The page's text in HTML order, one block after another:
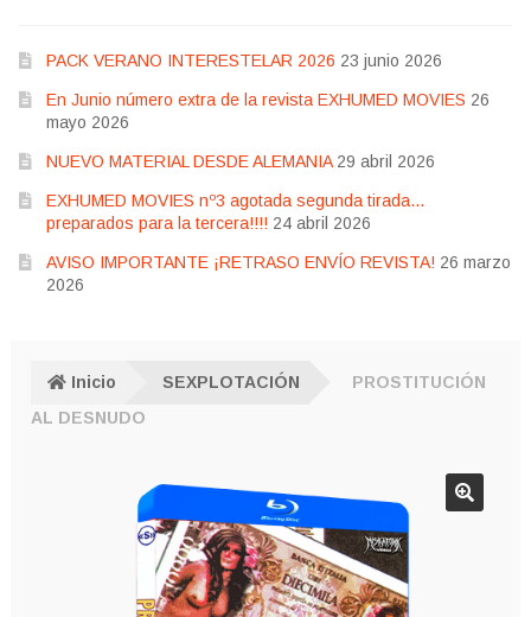
PACK VERANO INTERESTELAR 2026 23 junio 2026
En Junio número extra de la revista EXHUMED MOVIES 26
mayo 2026
NUEVO MATERIAL DESDE ALEMANIA 29 abril 2026
EXHUMED MOVIES nº3 agotada segunda tirada…
preparados para la tercera!!!! 24 abril 2026
AVISO IMPORTANTE ¡RETRASO ENVÍO REVISTA! 26 marzo
2026
Inicio SEXPLOTACIÓN
PROSTITUCIÓN
AL DESNUDO